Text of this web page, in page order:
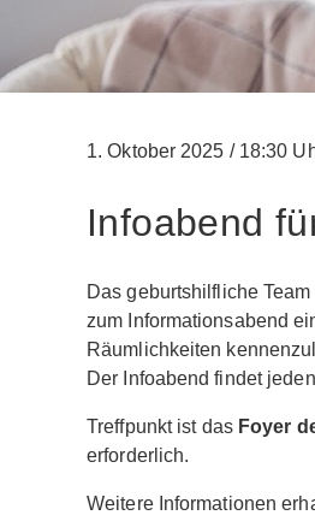
1. Oktober 2025 /18:30
Infoabend
Das geburtshilfliche
zum Informationsabend
Räumlichkeiten
Der Infoabend findet
Treffpunkt ist das Foyer
erforderlich.
Weitere Informationen